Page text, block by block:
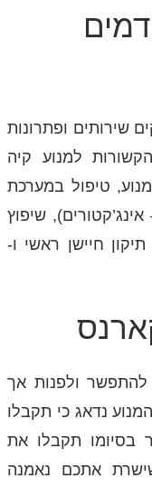
שירותים ופתרונות
למנוע קיה
טיפול במערכת
שיפוץ
חיישן ראשי ו-
ולפנות אך
נדאג כי תקבלו
בסיומו תקבלו את
אתכם נאמנה